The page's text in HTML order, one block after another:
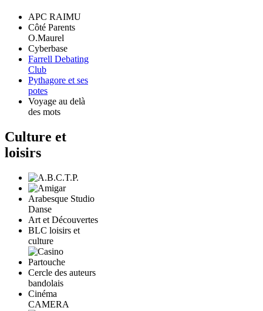
APC RAIMU
Côté Parents
O.Maurel
Cyberbase
Farrell Debating
Club
Pythagore et ses
potes
Voyage au delà
des mots
Culture et
loisirs
Arabesque Studio
Danse
Art et Découvertes
BLC loisirs et
culture
Cercle des auteurs
bandolais
Cinéma
CAMERA